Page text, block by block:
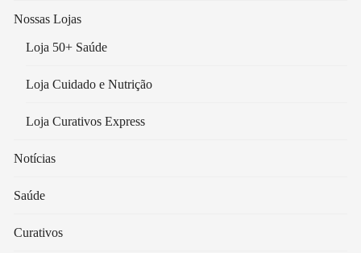
Nossas Lojas
Loja 50+ Saúde
Loja Cuidado e Nutrição
Loja Curativos Express
Notícias
Saúde
Curativos